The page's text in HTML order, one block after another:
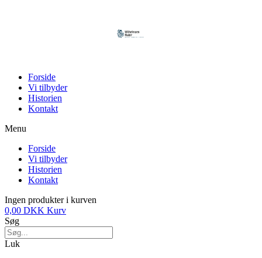
Forside
Vi tilbyder
Historien
Kontakt
Menu
Forside
Vi tilbyder
Historien
Kontakt
Ingen produkter i kurven
0,00 DKK Kurv
Søg
Luk